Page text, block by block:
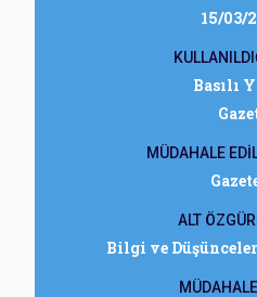
15/03/
Basılı
MÜDAHALE
ALT
Bilgi ve